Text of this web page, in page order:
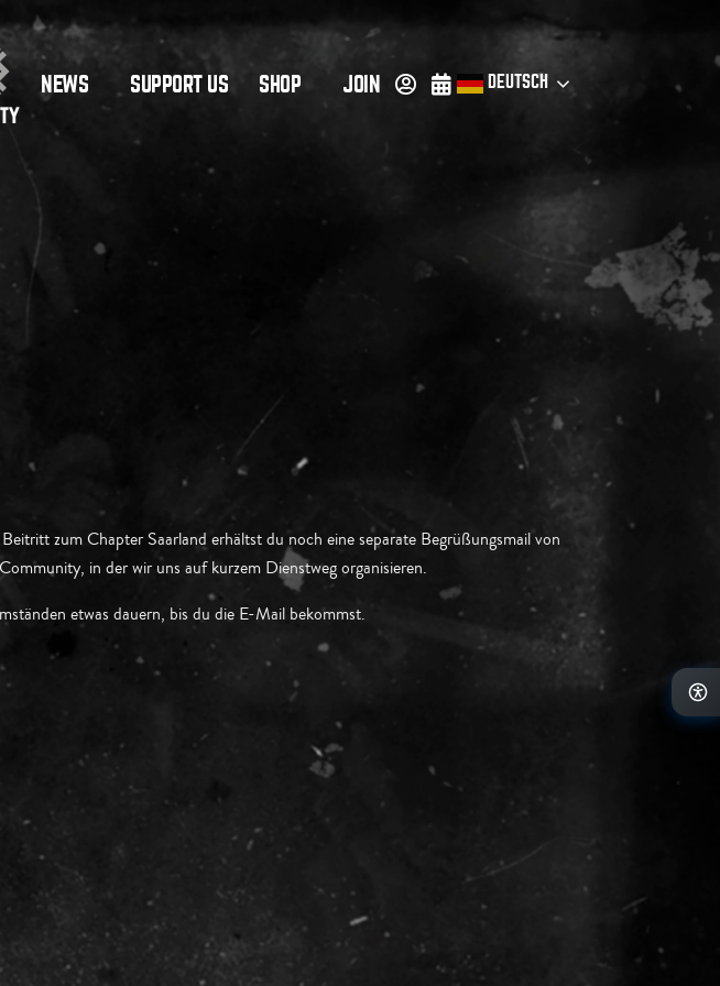
NEWS SUPPORT US SHOP JOIN DEUTSCH
zum Chapter Saarland erhältst du noch eine separate Begrüßungsmail von
in der wir uns auf kurzem Dienstweg organisieren.
etwas dauern, bis du die E-Mail bekommst.